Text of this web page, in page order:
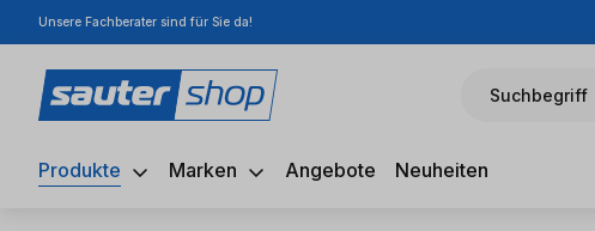
Hauptinhalt springen
Zur Suche springen
Zur Hauptnavigation springen
Unsere Fachberater sind für Sie da!
Suchbegriff
Produkte Marken Angebote Neuheiten